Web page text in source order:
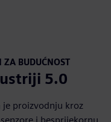
ZA BUDUĆNOST
5.0
je proizvodnju kroz
i besprijekornu